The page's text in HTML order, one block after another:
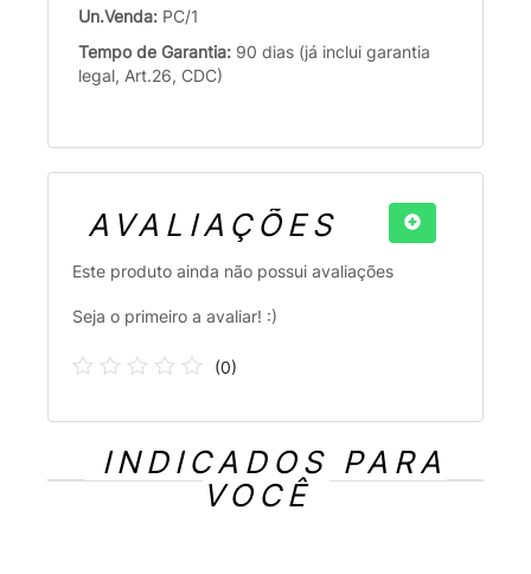
Un.Venda: PC/1
Tempo de Garantia: 90 dias (já inclui garantia
legal, Art.26, CDC)
AVALIAÇÕES
Este produto ainda não possui avaliações
Seja o primeiro a avaliar! :)
(0)
INDICADOS PARA
VOCÊ